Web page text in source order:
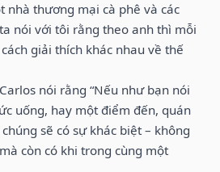
nhà thương mại cà phê và các
nói với tôi rằng theo anh thì mỗi
giải thích khác nhau về thế
nói rằng “Nếu như bạn nói
uống, hay một điểm đến, quán
sẽ có sự khác biệt – không
còn có khi trong cùng một